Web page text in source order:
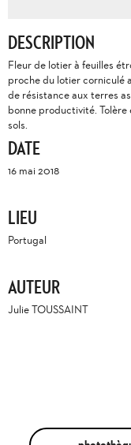
DESCRIPTION
Fleur de lotier à feuilles
proche du lotier corniculé
de résistance aux terres
bonne productivité.
sols.
DATE
16 mai 2018
LIEU
Portugal
AUTEUR
Julie TOUSSAINT